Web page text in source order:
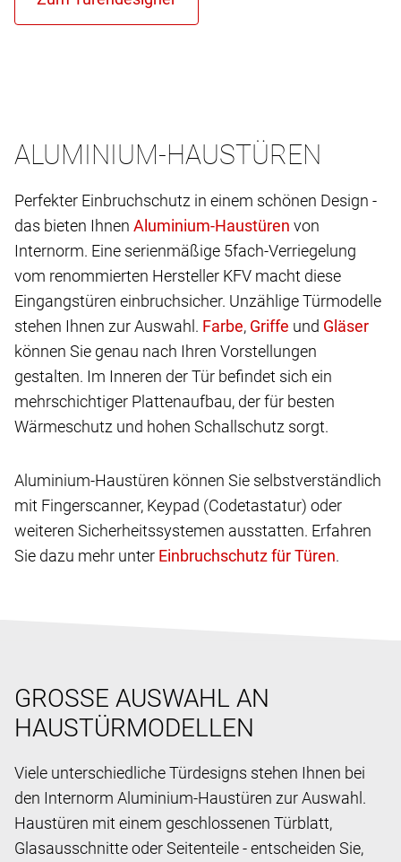
ALUMINIUM-HAUSTÜREN
Perfekter Einbruchschutz in einem schönen Design -
das bieten Ihnen
von
Internorm. Eine serienmäßige 5fach-Verriegelung
vom renommierten Hersteller KFV macht diese
Eingangstüren einbruchsicher. Unzählige Türmodelle
stehen Ihnen zur Auswahl.
,
und
können Sie genau nach Ihren Vorstellungen
gestalten. Im Inneren der Tür befindet sich ein
mehrschichtiger Plattenaufbau, der für besten
Wärmeschutz und hohen Schallschutz sorgt.
Aluminium-Haustüren können Sie selbstverständlich
mit Fingerscanner, Keypad (Codetastatur) oder
weiteren Sicherheitssystemen ausstatten. Erfahren
Sie dazu mehr unter
.
GROSSE AUSWAHL AN
HAUSTÜRMODELLEN
Viele unterschiedliche Türdesigns stehen Ihnen bei
den Internorm Aluminium-Haustüren zur Auswahl.
Haustüren mit einem geschlossenen Türblatt,
Glasausschnitte oder Seitenteile - entscheiden Sie,